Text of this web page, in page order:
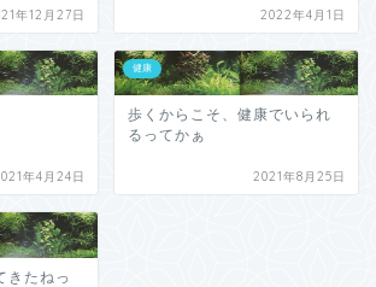
年12月27日 2022年4月1日
年4月24日
健康
歩くからこそ、健康でいられ
るってかぁ
2021年8月25日
きたねっ